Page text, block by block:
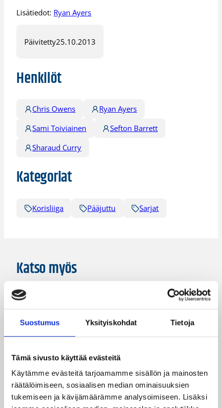
Suostumus Yksityiskohdat Tietoja
Tämä sivusto käyttää evästeitä
Käytämme evästeitä tarjoamamme sisällön ja mainosten
räätälöimiseen, sosiaalisen median ominaisuuksien
tukemiseen ja kävijämäärämme analysoimiseen. Lisäksi
Lisätiedot: Ryan Ayers
Päivitetty25.10.2013
Henkilöt
Chris Owens
Ryan Ayers
Sami Toiviainen
Sefton Barrett
Sharaud Curry
Kategoriat
Korisliiga Pääjuttu Sarjat
Katso myös